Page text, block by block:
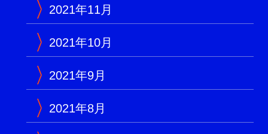
2021年11月
2021年10月
2021年9月
2021年8月